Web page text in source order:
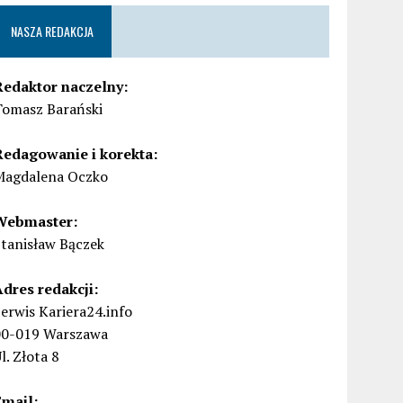
NASZA REDAKCJA
naczelny:
Barański
i korekta:
Oczko
Bączek
redakcji:
Kariera24.info
019 Warszawa
Złota 8